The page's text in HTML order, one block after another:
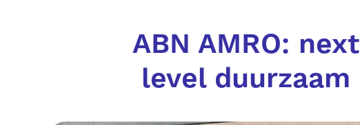
ABN AMRO: next
level duurzaam